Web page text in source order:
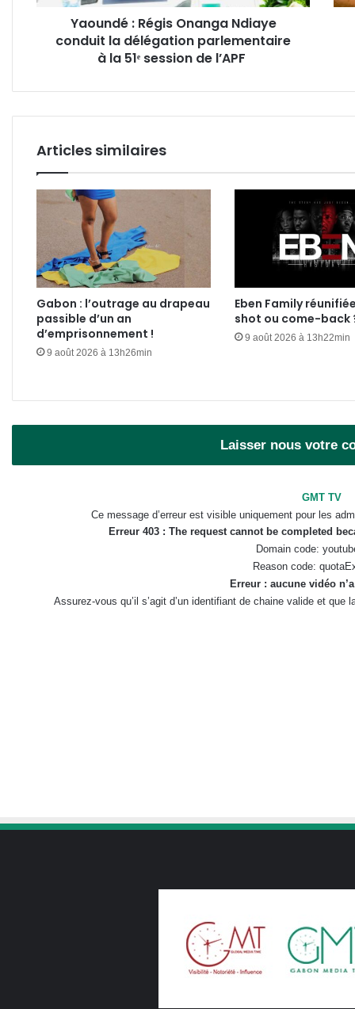
parlementaire
de
Yaoundé : Régis Onanga Ndiaye
conduit la délégation parlementaire
à la 51ᵉ session de l’APF
le
Articles similaires
Gabon : l’outrage au drapeau
passible d’un an
d’emprisonnement !
9 août 2026 à 13h26min
Eben Family
shot ou come-back
9 août 2026 à 13h22min
Laisser nous votre
GMT TV
Ce message d’erreur est visible uniquement pour les
Erreur 403 : The request cannot be completed
Domain code:
Reason code:
Erreur : aucune vidéo
Assurez-vous qu’il s’agit d’un identifiant de chaine valide et